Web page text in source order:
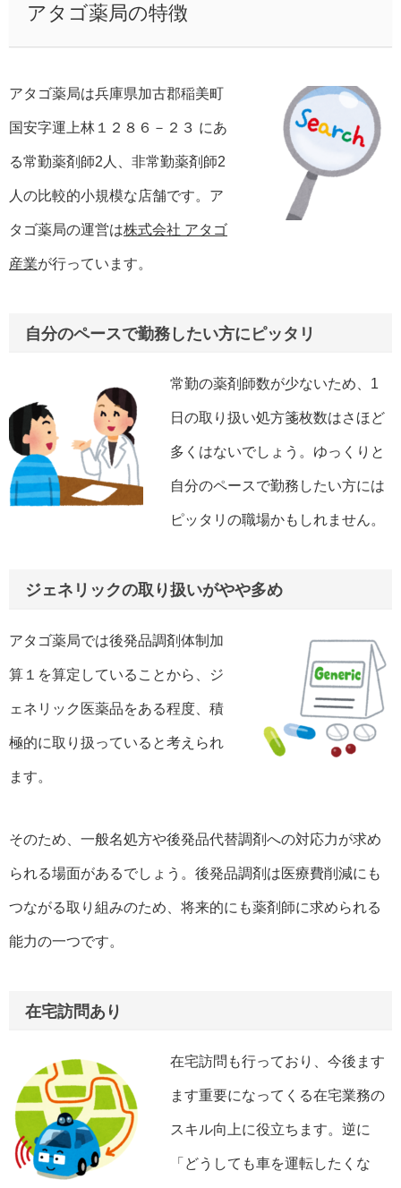
アタゴ薬局の特徴
アタゴ薬局は兵庫県加古郡稲美町
国安字運上林１２８６－２３ にあ
る常勤薬剤師2人、非常勤薬剤師2
人の比較的小規模な店舗です。ア
タゴ薬局の運営は株式会社 アタゴ
産業が行っています。
自分のペースで勤務したい方にピッタリ
常勤の薬剤師数が少ないため、1
日の取り扱い処方箋枚数はさほど
多くはないでしょう。ゆっくりと
自分のペースで勤務したい方には
ピッタリの職場かもしれません。
ジェネリックの取り扱いがやや多め
アタゴ薬局では後発品調剤体制加
算１を算定していることから、ジ
ェネリック医薬品をある程度、積
極的に取り扱っていると考えられ
ます。
そのため、一般名処方や後発品代替調剤への対応力が求め
られる場面があるでしょう。後発品調剤は医療費削減にも
つながる取り組みのため、将来的にも薬剤師に求められる
能力の一つです。
在宅訪問あり
在宅訪問も行っており、今後ます
ます重要になってくる在宅業務の
スキル向上に役立ちます。逆に
「どうしても車を運転したくな